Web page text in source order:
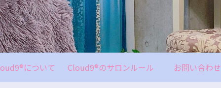
について Cloud9®のサロンルール お問い合わせ